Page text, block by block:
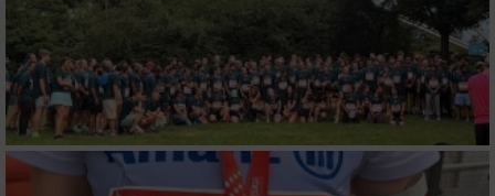
personalisierter Werbung
Erstellung von Profilen zur Personalisierung
von Inhalten
Verwendung von Profilen zur Auswahl
personalisierter Inhalte